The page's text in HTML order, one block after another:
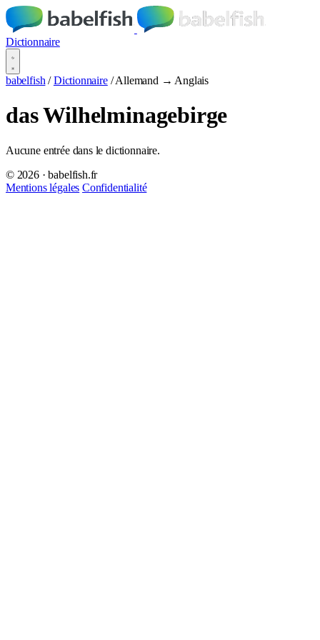
Dictionnaire
babelfish / Dictionnaire / Allemand → Anglais
das Wilhelminagebirge
Aucune entrée dans le dictionnaire.
© 2026 · babelfish.fr
Mentions légales Confidentialité